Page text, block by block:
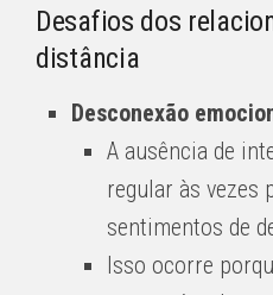
Desafios dos
distância
Desconexão
A ausência de
regular às vezes
sentimentos de
Isso ocorre